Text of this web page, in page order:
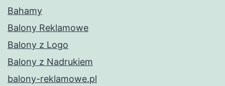
Bahamy
Balony Reklamowe
Balony z Logo
Balony z Nadrukiem
balony-reklamowe.pl